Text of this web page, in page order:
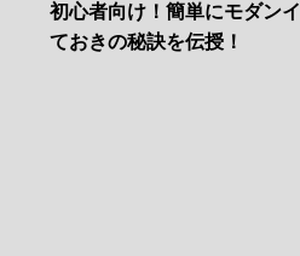
初心者向け！簡単にモダン
ておきの秘訣を伝授！